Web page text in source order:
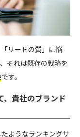
リードの質」に悩
それは既存の戦略を
です。
、貴社のブランド
ようなランキングサ